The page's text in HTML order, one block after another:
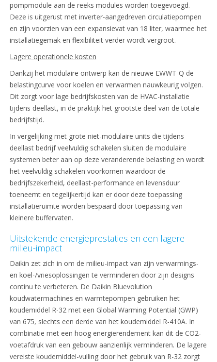
pompmodule aan de reeks modules worden toegevoegd.
Deze is uitgerust met inverter-aangedreven circulatiepompen
en zijn voorzien van een expansievat van 18 liter, waarmee het
installatiegemak en flexibiliteit verder wordt vergroot.
Lagere operationele kosten
Dankzij het modulaire ontwerp kan de nieuwe EWWT-Q de
belastingcurve voor koelen en verwarmen nauwkeurig volgen.
Dit zorgt voor lage bedrijfskosten van de HVAC-installatie
tijdens deellast, in de praktijk het grootste deel van de totale
bedrijfstijd.
In vergelijking met grote niet-modulaire units die tijdens
deellast bedrijf veelvuldig schakelen sluiten de modulaire
systemen beter aan op deze veranderende belasting en wordt
het veelvuldig schakelen voorkomen waardoor de
bedrijfszekerheid, deellast-performance en levensduur
toeneemt en tegelijkertijd kan er door deze toepassing
installatieruimte worden bespaard door toepassing van
kleinere buffervaten.
Uitstekende energieprestaties en een lagere
milieu-impact
Daikin zet zich in om de milieu-impact van zijn verwarmings-
en koel-/vriesoplossingen te verminderen door zijn designs
continu te verbeteren. De Daikin Bluevolution
koudwatermachines en warmtepompen gebruiken het
koudemiddel R-32 met een Global Warming Potential (GWP)
van 675, slechts een derde van het koudemiddel R-410A. In
combinatie met een hoog energierendement kan dit de CO2-
voetafdruk van een gebouw aanzienlijk verminderen. De lagere
vereiste koudemiddel-vulling door het gebruik van R-32 zorgt